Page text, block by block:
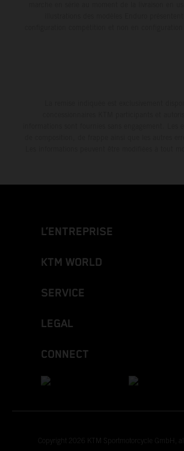
L’ENTREPRISE
KTM WORLD
SERVICE
LEGAL
CONNECT
Copyright 2026 KTM Sportmotorcycle GmbH,